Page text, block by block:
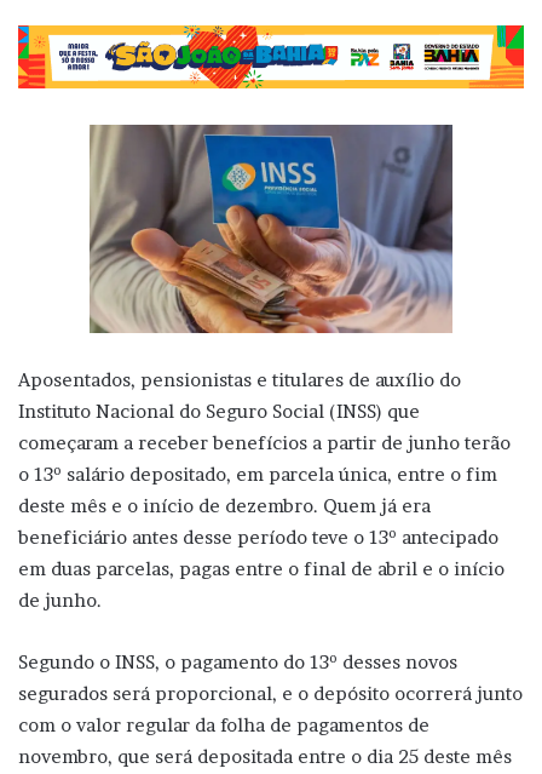
Aposentados, pensionistas e titulares de auxílio do
Instituto Nacional do Seguro Social (INSS) que
começaram a receber benefícios a partir de junho terão
o 13º salário depositado, em parcela única, entre o fim
deste mês e o início de dezembro. Quem já era
beneficiário antes desse período teve o 13º antecipado
em duas parcelas, pagas entre o final de abril e o início
de junho.
Segundo o INSS, o pagamento do 13º desses novos
segurados será proporcional, e o depósito ocorrerá junto
com o valor regular da folha de pagamentos de
novembro, que será depositada entre o dia 25 deste mês